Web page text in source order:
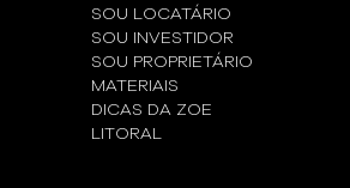
SOU LOCATÁRIO
SOU INVESTIDOR
SOU PROPRIETÁRIO
MATERIAIS
DICAS DA ZOE
LITORAL